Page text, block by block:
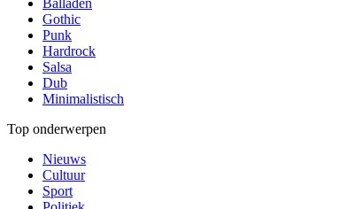
Balladen
Gothic
Punk
Hardrock
Salsa
Dub
Minimalistisch
Top onderwerpen
Nieuws
Cultuur
Sport